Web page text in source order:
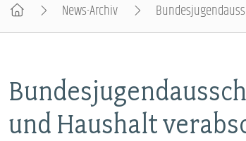
POSITIONEN
News-Archiv
und Haushalt